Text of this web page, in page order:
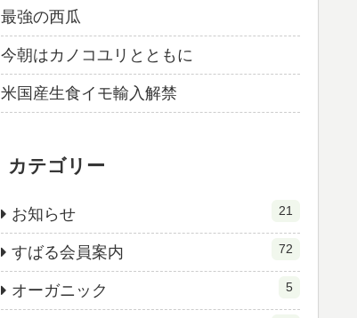
最強の西瓜
今朝はカノコユリとともに
米国産生食イモ輸入解禁
カテゴリー
お知らせ 21
すばる会員案内 72
オーガニック 5